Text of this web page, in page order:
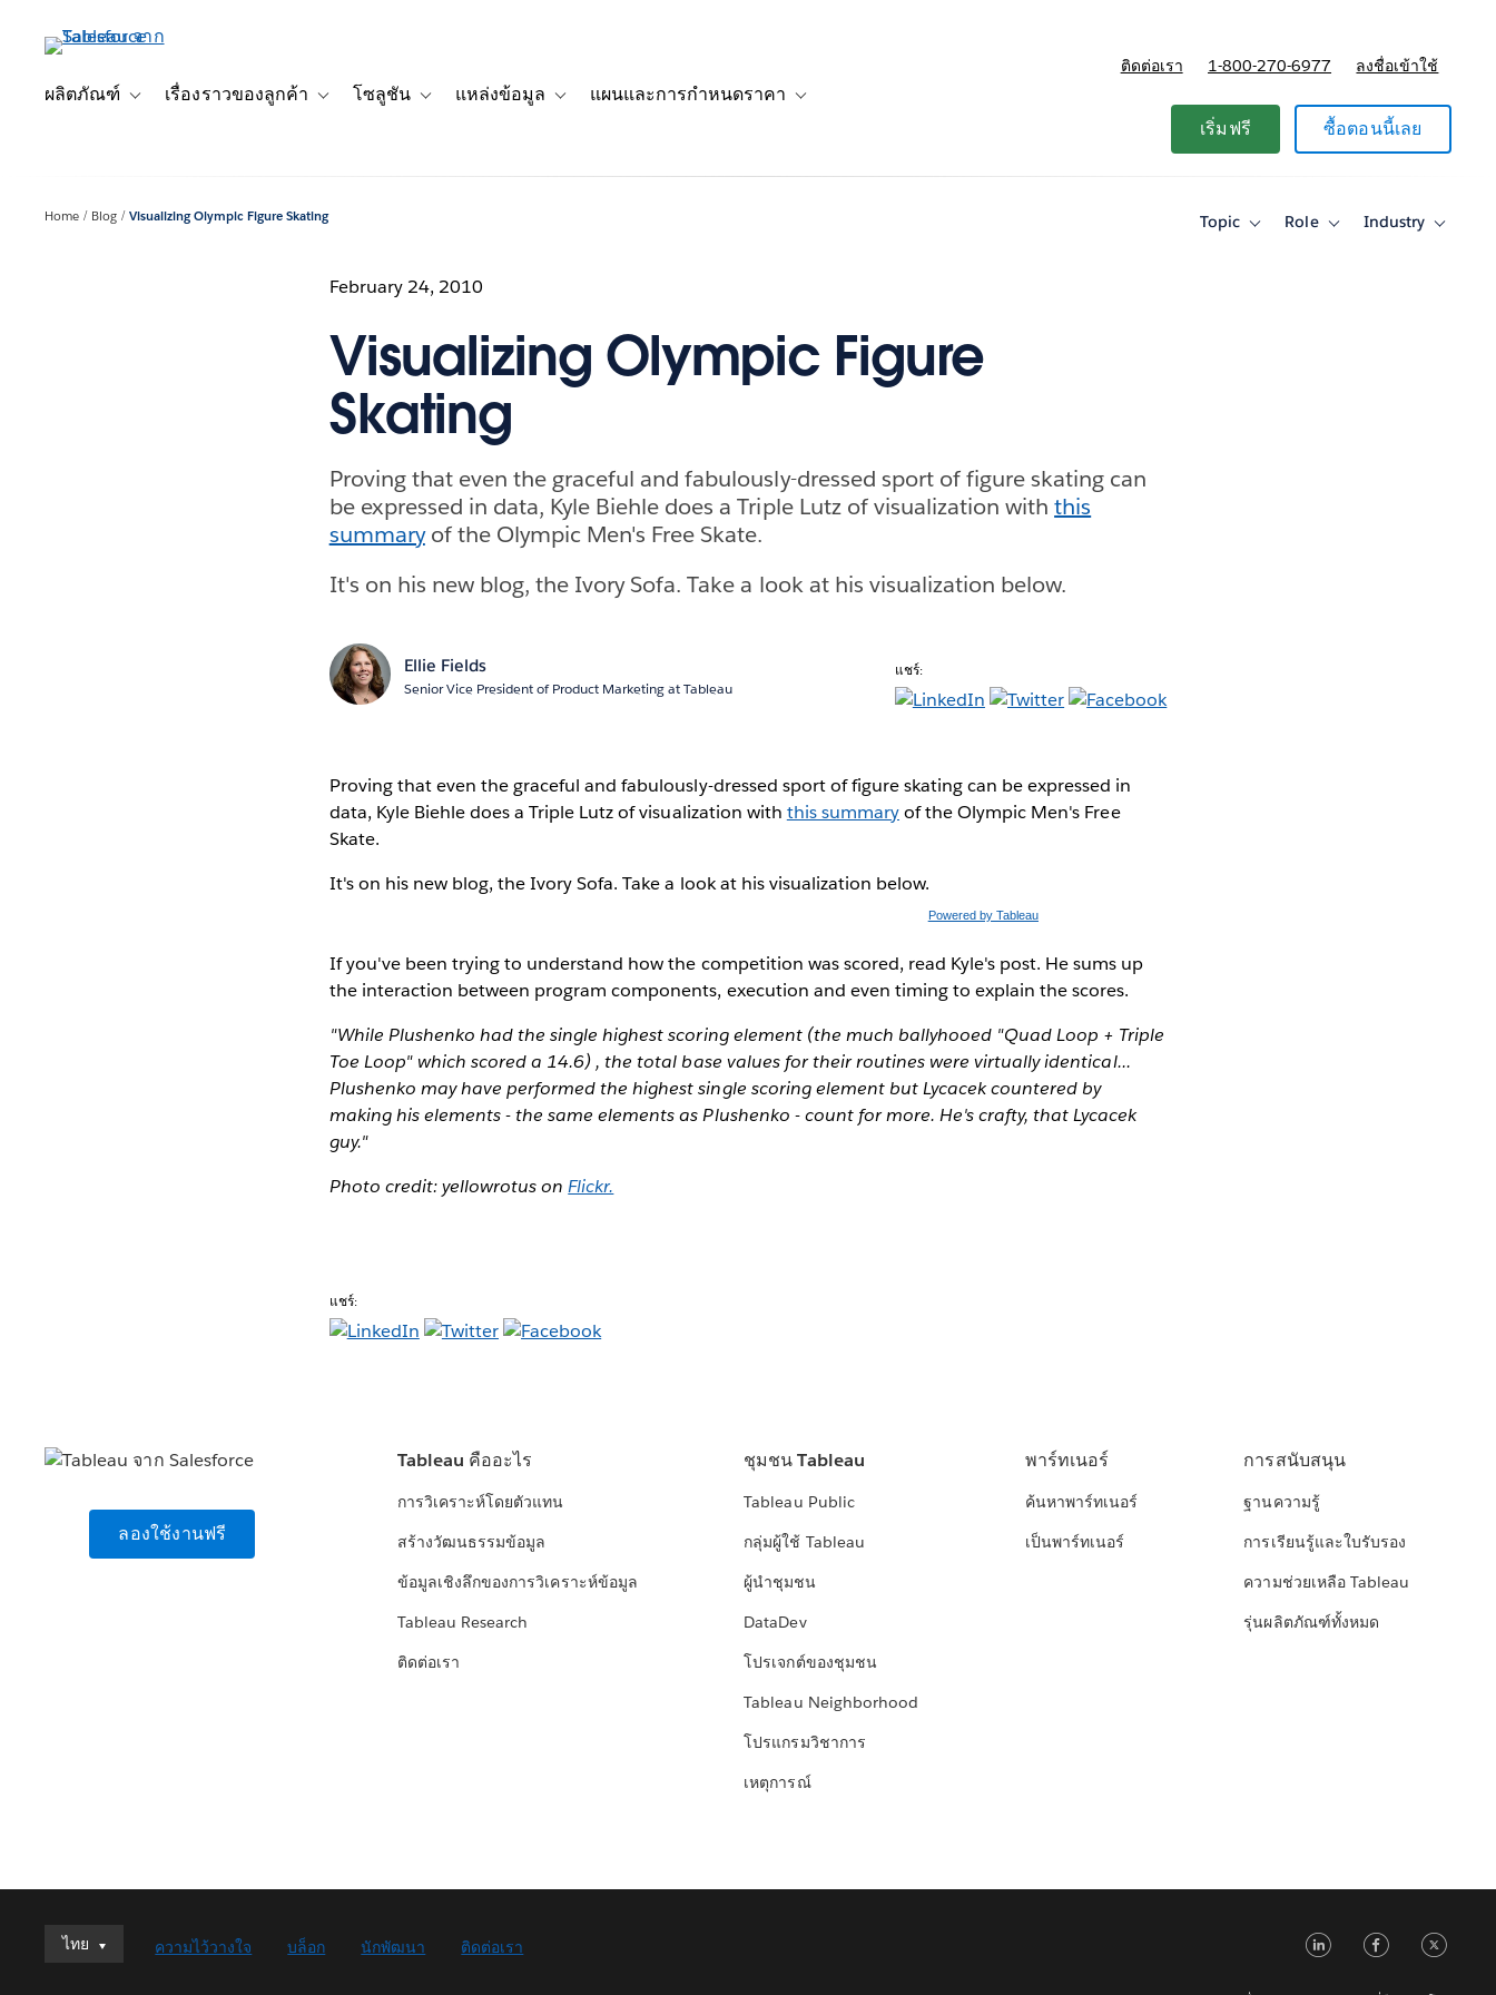
เนื้อหาผลิตภัณฑ์
Toggle sub-navigation for ผลิตภัณฑ์
เรื่องราวของลูกค้า
Toggle sub-navigation for เรื่องราวของลูกค้า
โซลูชัน
Toggle sub-navigation for โซลูชัน
แหล่งข้อมูล แผนและการกำหนดราคา
ติดต่อเรา 1-800-270-6977 ลงชื่อเข้าใช้
เริ่มฟรี ซื้อตอนนี้เลย
Home Blog Visualizing Olympic Figure Skating Topic
ToggleRole
ToggleIndustry
Toggle
February 24, 2010
Visualizing Olympic Figure
Skating
Proving that even the graceful and fabulously-dressed sport of figure skating can
be expressed in data, Kyle Biehle does a Triple Lutz of visualization withthis
summaryof the Olympic Men's Free Skate.
It's on his new blog, the Ivory Sofa. Take a look at his visualization below.
Ellie Fields
Senior Vice President of Product Marketing at Tableau
แชร์:
Proving that even the graceful and fabulously-dressed sport of figure skating can be expressed in
data, Kyle Biehle does a Triple Lutz of visualization with this summaryof the Olympic Men's Free
Skate.
It's on his new blog, the Ivory Sofa. Take a look at his visualization below.
Powered by Tableau
If you've been trying to understand how the competition was scored, read Kyle's post. He sums up
the interaction between program components, execution and even timing to explain the scores.
"While Plushenko had the single highest scoring element (the much ballyhooed "Quad Loop + Triple
Toe Loop" which scored a 14.6) , the total base values for their routines were virtually identical...
Plushenko may have performed the highest single scoring element but Lycacek countered by
making his elements - the same elements as Plushenko - count for more. He's crafty, that Lycacek
guy."
Photo credit: yellowrotus onFlickr.
แชร์:
ลองใช้งานฟรี
Tableau คืออะไร
การวิเคราะห์โดยตัวแทน
สร้างวัฒนธรรมข้อมูล
ข้อมูลเชิงลึกของการวิเคราะห์ข้อมูล
Tableau Research
ติดต่อเรา
ชุมชน Tableau
Tableau Public
กลุ่มผู้ใช้ Tableau
ผู้นำชุมชน
DataDev
โปรเจกต์ของชุมชน
Tableau Neighborhood
โปรแกรมวิชาการ
เหตุการณ์
พาร์ทเนอร์
ค้นหาพาร์ทเนอร์
เป็นพาร์ทเนอร์
การสนับสนุน
ฐานความรู้
การเรียนรู้และใบรับรอง
ความช่วยเหลือ Tableau
รุ่นผลิตภัณฑ์ทั้งหมด
ไทย
ไทย
ความไว้วางใจ บล็อก นักพัฒนา ติดต่อเรา LinkedIn